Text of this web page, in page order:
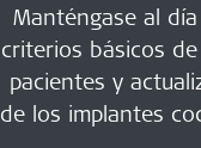
Manténgase al
criterios básicos
pacientes y
de los implantes